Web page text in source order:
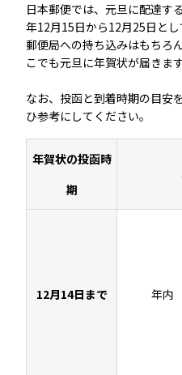
日本郵便では、元旦に配達す
年12月15日から12月25日とし
郵便局への持ち込みはもちろ
こでも元旦に年賀状が届きます
なお、投函と到着時期の目安
ひ参考にしてください。
年賀状の投函時
期
12月14日まで 年内